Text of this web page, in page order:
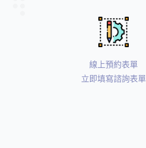
線上預約表單
立即填寫諮詢表單